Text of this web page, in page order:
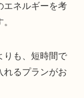
エネルギーを考
りも、短時間で
れるプランがお